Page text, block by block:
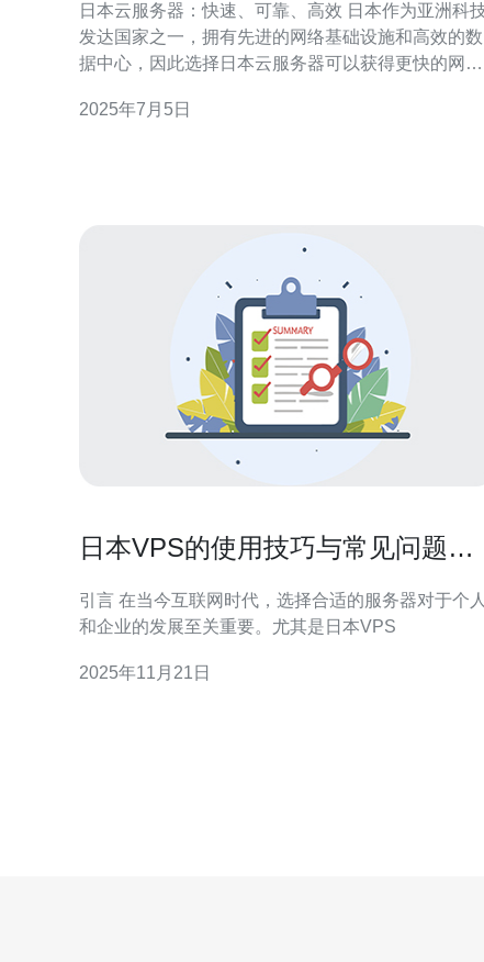
日本云服务器：快速、可靠、高效 日本作为亚洲科技
发达国家之一，拥有先进的网络基础设施和高效的数
据中心，因此选择日本云服务器可以获得更快的网络
速部署和弹性扩展的功能，用户可以根据需求快速创
2025年7月5日
日本VPS的使用技巧与常见问题解
引言 在当今互联网时代，选择合适的服务器对于个人
和企业的发展至关重要。尤其是日本VPS
2025年11月21日